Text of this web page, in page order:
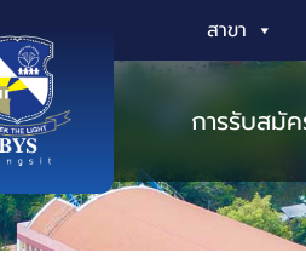
สาขา
การรับสมั